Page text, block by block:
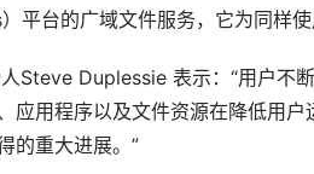
平台的广域文件服务，它为同样
Steve Duplessie 表示：“用户不
应用程序以及文件资源在降低用
的重大进展。”